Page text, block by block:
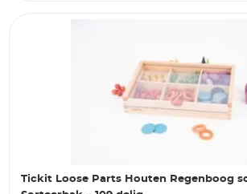
Tickit Loose Parts Houten Regenboog